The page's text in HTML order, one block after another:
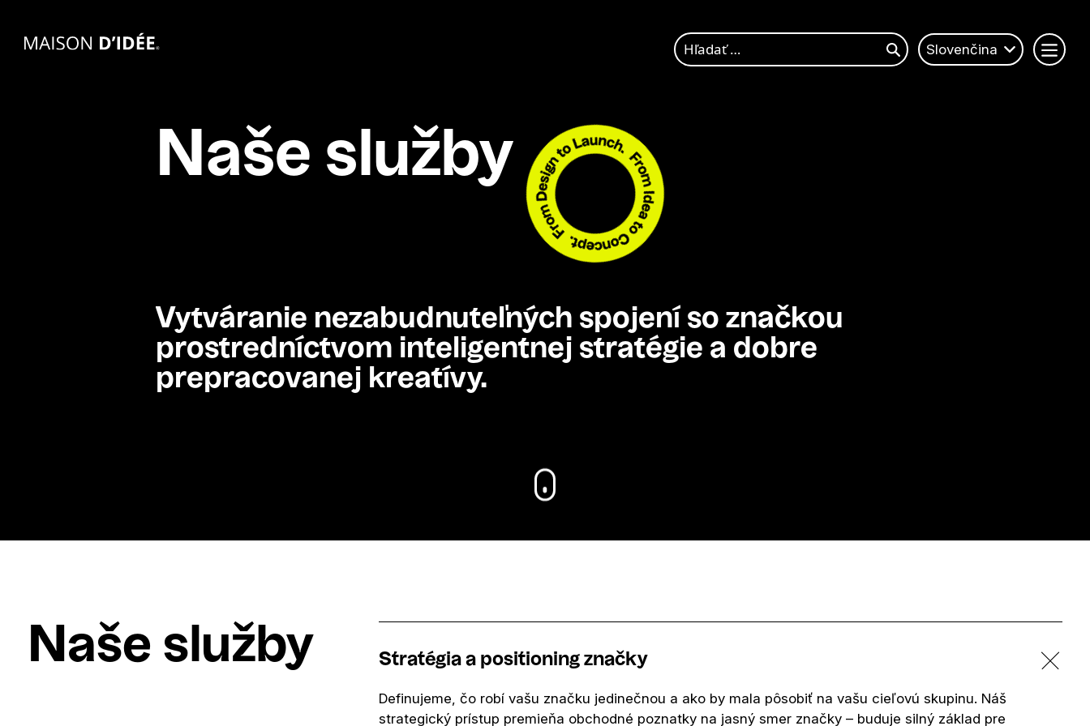
Hľadať: Slovenčina
Naše služby
Vytváranie nezabudnuteľných spojení so značkou
prostredníctvom inteligentnej stratégie a dobre
prepracovanej kreatívy.
Naše služby Stratégia a positioning značky
Definujeme, čo robí vašu značku jedinečnou a ako by mala pôsobiť na vašu cieľovú skupinu. Náš
strategický prístup premieňa obchodné poznatky na jasný smer značky – buduje silný základ pre